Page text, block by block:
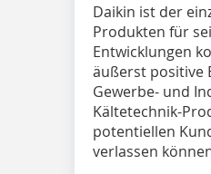
Daikin ist der
Produkten für
Entwicklungen
äußerst positive
Gewerbe- und
Kältetechnik-
potentiellen
verlassen